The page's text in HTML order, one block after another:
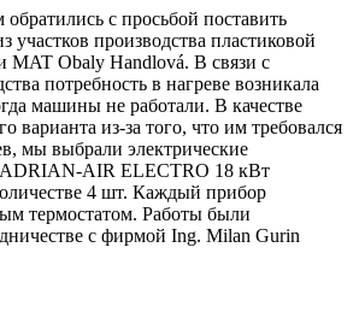
с просьбой поставить
участков производства пластиковой
MAT Obaly Handlová. В связи с
потребность в нагреве возникала
машины не работали. В качестве
варианта из-за того, что им требовался
мы выбрали электрические
ADRIAN-AIR ELECTRO 18 кВт
4 шт. Каждый прибор
термостатом. Работы были
с фирмой Ing. Milan Gurin